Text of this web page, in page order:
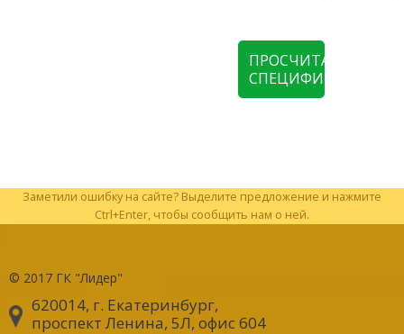
ПРОСЧИТАТЬ
СПЕЦИФИКАЦИЮ
Заметили ошибку на сайте? Выделите предложение и нажмите
Ctrl+Enter, чтобы сообщить нам о ней.
© 2017 ГК "Лидер"
620014, г. Екатеринбург,
проспект Ленина, 5Л, офис 604